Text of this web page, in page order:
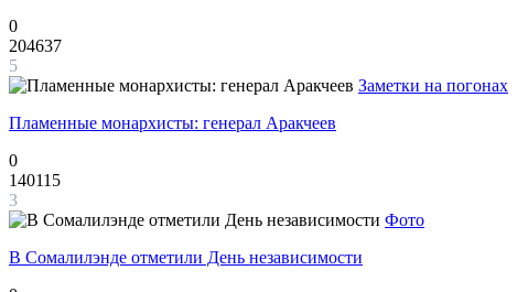
0
204637
5
Заметки на погонах
Пламенные монархисты: генерал Аракчеев
0
140115
3
Фото
В Сомалилэнде отметили День независимости